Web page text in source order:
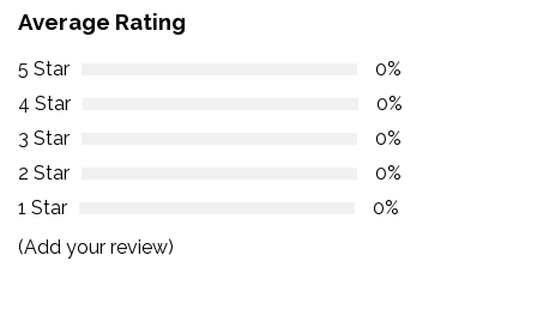
Average Rating
5 Star
0%
4 Star
0%
3 Star
0%
2 Star
0%
1 Star
0%
(Add your review)